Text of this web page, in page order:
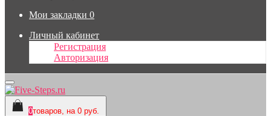
Мои закладки 0
Личный кабинет
Регистрация
Авторизация
0товаров, на 0 руб.